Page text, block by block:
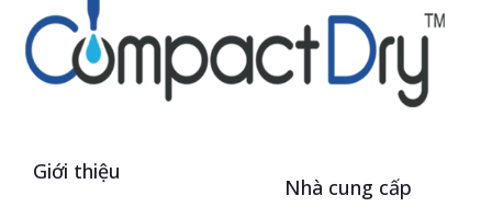
Giới thiệu
Nhà cung cấp